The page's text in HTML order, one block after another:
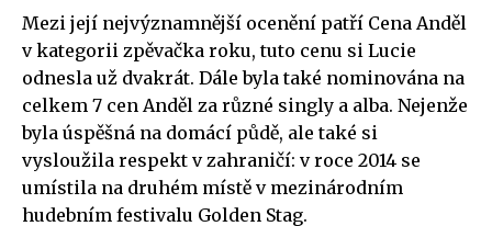
Mezi její nejvýznamnější ocenění patří Cena Anděl
v kategorii zpěvačka roku, tuto cenu si Lucie
odnesla už dvakrát. Dále byla také nominována na
celkem 7 cen Anděl za různé singly a alba. Nejenže
byla úspěšná na domácí půdě, ale také si
vysloužila respekt v zahraničí: v roce 2014 se
umístila na druhém místě v mezinárodním
hudebním festivalu Golden Stag.